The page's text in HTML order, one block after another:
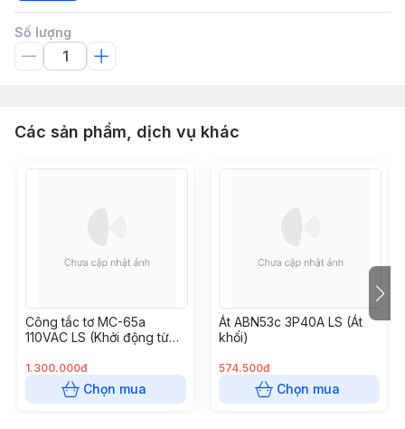
Số lượng
Các sản phẩm, dịch vụ khác
Công tắc tơ MC-65a
110VAC LS (Khởi động từ
1.300.000đ
Chọn mua
Át ABN53c 3P40A LS (Át
khối)
574.500đ
Chọn mua